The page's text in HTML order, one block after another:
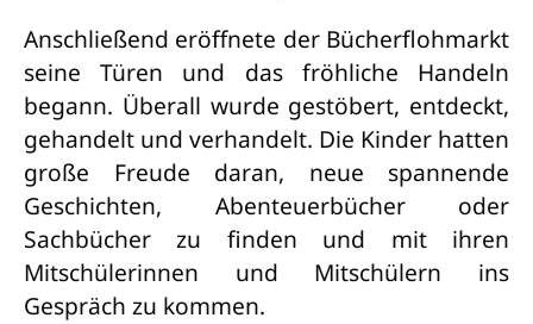
Anschließend eröffnete der Bücherflohmarkt
seine Türen und das fröhliche Handeln
begann. Überall wurde gestöbert, entdeckt,
gehandelt und verhandelt. Die Kinder hatten
große Freude daran, neue spannende
Geschichten, Abenteuerbücher oder
Sachbücher zu finden und mit ihren
Mitschülerinnen und Mitschülern ins
Gespräch zu kommen.